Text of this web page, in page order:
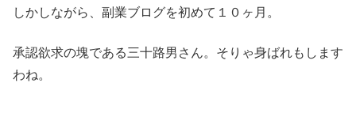
しかしながら、副業ブログを初めて１０ヶ月。
承認欲求の塊である三十路男さん。そりゃ身ばれもします
わね。